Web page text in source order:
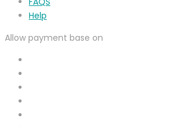
Help
Allow payment base on